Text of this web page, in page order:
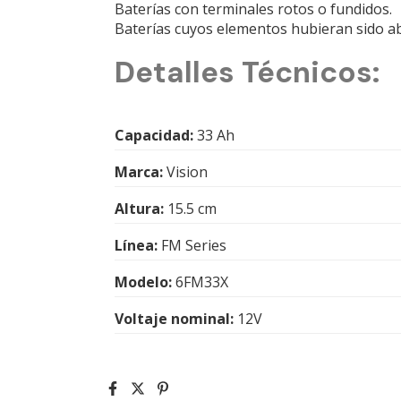
Baterías con terminales rotos o fundidos.
Baterías cuyos elementos hubieran sido
Detalles Técnicos:
Capacidad:33 Ah
Marca:Vision
Altura: 15.5 cm
Línea: FM Series
Modelo:6FM33X
Voltaje nominal: 12V